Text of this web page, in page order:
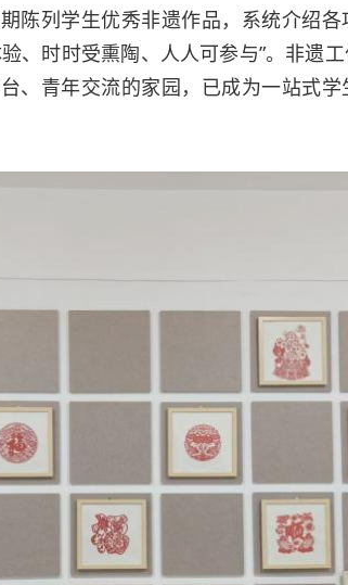
陈列学生优秀非遗作品，系统介绍
、时时受熏陶、人人可参与”。非遗
、青年交流的家园，已成为一站式